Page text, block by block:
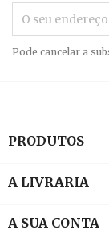
Pode cancelar a
PRODUTOS
A LIVRARIA
A SUA CONTA